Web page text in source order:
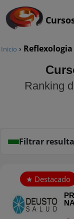
Inicio › Reflexologia
Ranking
Filtrar